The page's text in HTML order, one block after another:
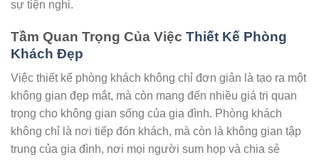
sự tiện nghi.
Tầm Quan Trọng Của Việc Thiết Kế Phòng
Khách Đẹp
Việc thiết kế phòng khách không chỉ đơn giản là tạo ra một
không gian đẹp mắt, mà còn mang đến nhiều giá trị quan
trọng cho không gian sống của gia đình. Phòng khách
không chỉ là nơi tiếp đón khách, mà còn là không gian tập
trung của gia đình, nơi mọi người sum họp và chia sẻ